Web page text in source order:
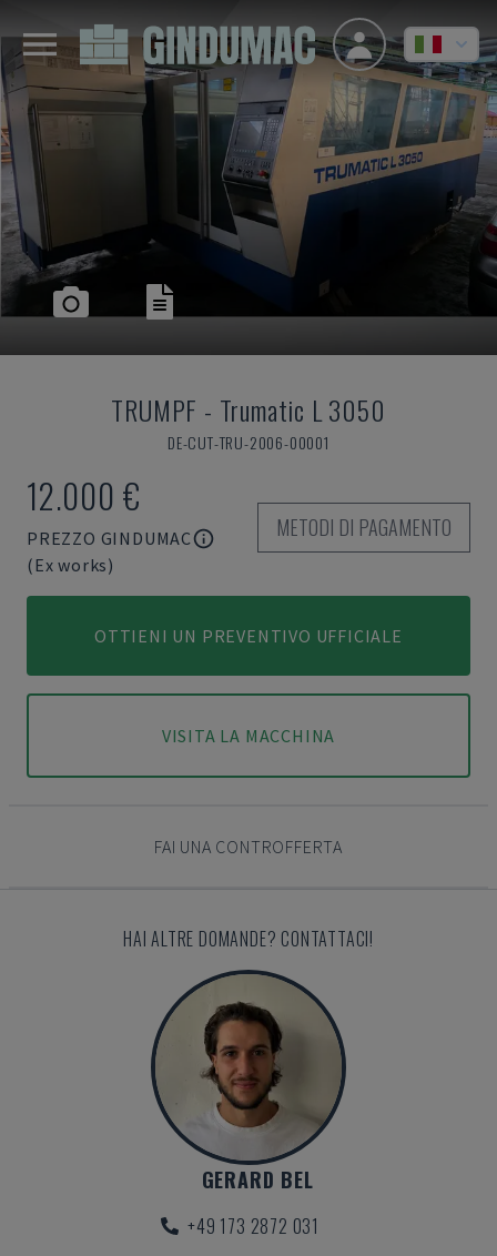
TRUMPF - Trumatic L 3050
DE-CUT-TRU-2006-00001
12.000 €
PREZZO GINDUMAC
(Ex works)
METODI DI PAGAMENTO
OTTIENI UN PREVENTIVO UFFICIALE
VISITA LA MACCHINA
FAI UNA CONTROFFERTA
HAI ALTRE DOMANDE? CONTATTACI!
GERARD BEL
+49 173 2872 031